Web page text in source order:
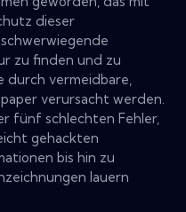
dieser
zu finden und zu
durch vermeidbare,
verursacht werden.
fünf schlechten Fehler,
gehackten
bis hin zu
lauern